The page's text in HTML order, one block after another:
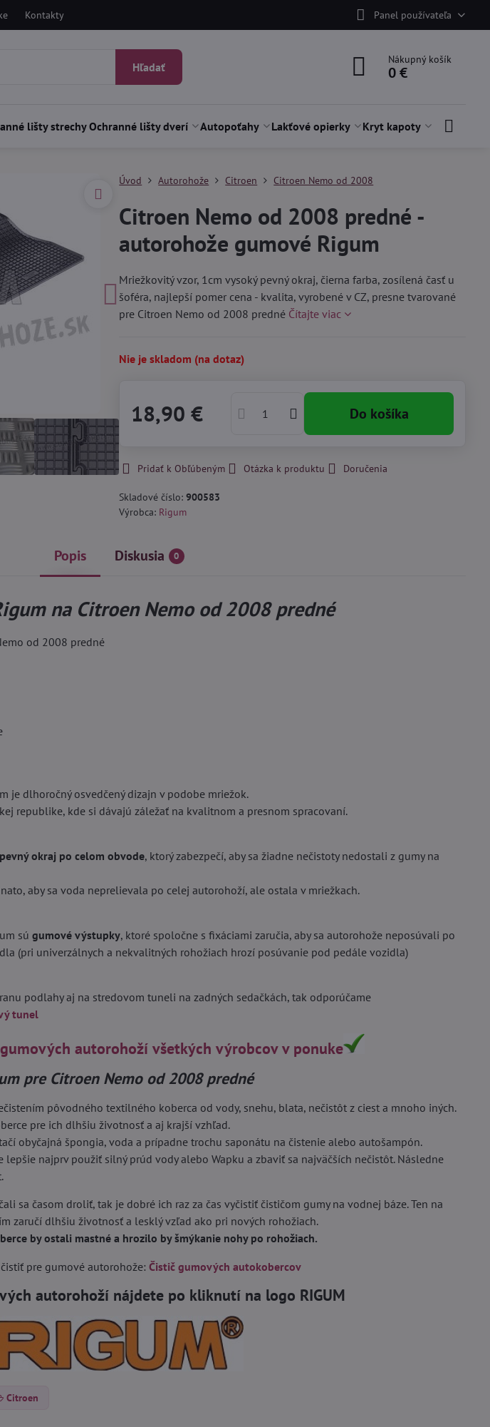
Kontakty Panel používateľa
Hľadať
Nákupný košík
0 €
lišty strechyOchranné lišty dverí Autopoťahy Lakťové opierky Kryt kapoty
Úvod Autorohože Citroen Citroen Nemo od 2008
Citroen Nemo od 2008 predné -
autorohože gumové Rigum
Mriežkovitý vzor, 1cm vysoký pevný okraj, čierna farba, zosílená časť u
šoféra, najlepší pomer cena - kvalita, vyrobené v CZ, presne tvarované
pre Citroen Nemo od 2008 predné Čítajte viac
Nie je skladom (na dotaz)
18,90 € Do košíka
Pridať k Obľúbeným Otázka k produktu Doručenia
Skladové číslo:900583
Výrobca: Rigum
Popis Diskusia 0
na Citroen Nemo od 2008 predné
od 2008 predné
je dlhoročný osvedčený dizajn v podobe mriežok.
republike, kde si dávajú záležať na kvalitnom a presnom spracovaní.
okraj po celom obvode, ktorý zabezpečí, aby sa žiadne nečistoty nedostali z gumy na
aby sa voda neprelievala po celej autorohoží, ale ostala v mriežkach.
súgumové výstupky, ktoré spoločne s fixáciami zaručia, aby sa autorohože neposúvali po
(pri univerzálnych a nekvalitných rohožiach hrozí posúvanie pod pedále vozidla)
podlahy aj na stredovom tuneli na zadných sedačkách, tak odporúčame
tunel
autorohoží všetkých výrobcov v ponuke
pre Citroen Nemo od 2008 predné
pôvodného textilného koberca od vody, snehu, blata, nečistôt z ciest a mnoho iných.
pre ich dlhšiu životnosť a aj krajší vzhľad.
obyčajná špongia, voda a prípadne trochu saponátu na čistenie alebo autošampón.
lepšie najprv použiť silný prúd vody alebo Wapku a zbaviť sa najväčších nečistôt. Následne
sa časom droliť, tak je dobré ich raz za čas vyčistiť čističom gumy na vodnej báze. Ten na
zaručí dlhšiu životnosť a lesklý vzľad ako pri nových rohožiach.
by ostali mastné a hrozilo by šmýkanie nohy po rohožiach.
pre gumové autorohože:Čistič gumových autokobercov
autorohoží nájdete po kliknutí na logo RIGUM
Citroen